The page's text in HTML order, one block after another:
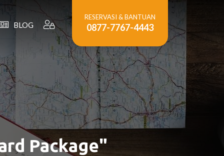
BLOG
RESERVASI & BANTUAN
0877-7767-4443
Package"